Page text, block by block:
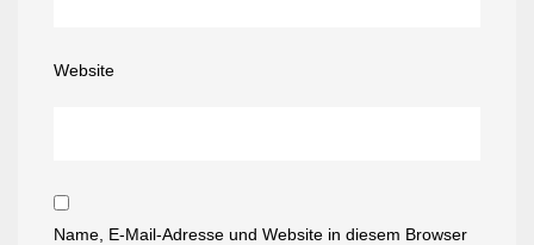
Website
Name, E-Mail-Adresse und Website in diesem Browser